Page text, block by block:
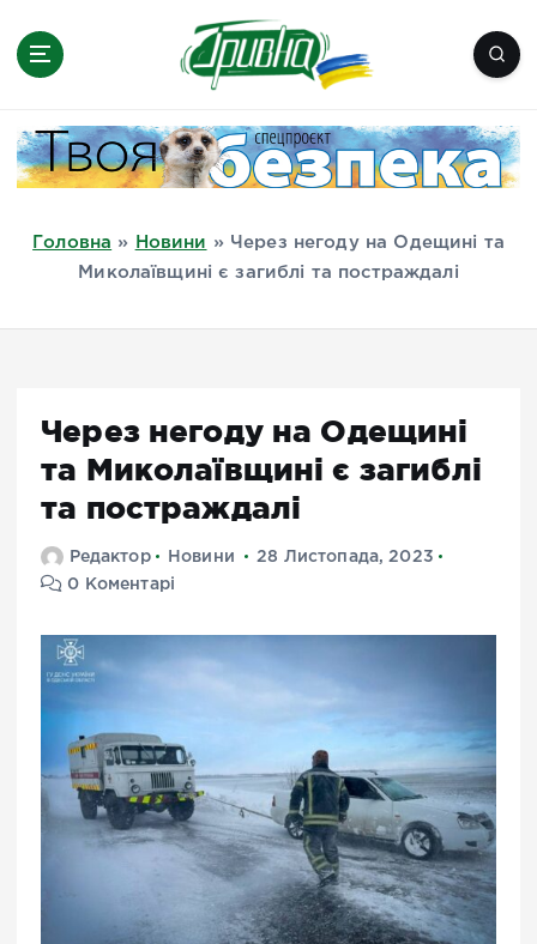
Миколаїв, Одеса, Мелітополь
Головна » Новини » Через негоду на Одещині та
Миколаївщині є загиблі та постраждалі
Через негоду на Одещині
та Миколаївщині є загиблі
та постраждалі
Редактор Новини
28 Листопада, 2023
0 Коментарі